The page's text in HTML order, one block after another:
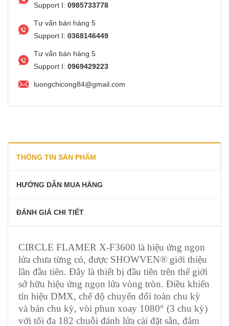
Support I: 0985733778
Tư vấn bán hàng 5
Support I: 0368146449
Tư vấn bán hàng 5
Support I: 0969429223
luongchicong84@gmail.com
THÔNG TIN SẢN PHẨM
HƯỚNG DẪN MUA HÀNG
ĐÁNH GIÁ CHI TIẾT
CIRCLE FLAMER X-F3600 là hiệu ứng ngọn
lửa chưa từng có, được SHOWVEN® giới thiệu
lần đầu tiên. Đây là thiết bị đầu tiên trên thế giới
sở hữu hiệu ứng ngọn lửa vòng tròn. Điều khiển
tín hiệu DMX, chế độ chuyển đổi toàn chu kỳ
và bán chu kỳ, vòi phun xoay 1080° (3 chu kỳ)
với tối đa 182 chuỗi đánh lửa cài đặt sẵn, đảm